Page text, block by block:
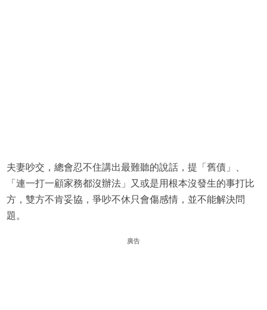
夫妻吵交，總會忍不住講出最難聽的說話，提「舊債」、
「連一打一顧家務都沒辦法」又或是用根本沒發生的事打比
方，雙方不肯妥協，爭吵不休只會傷感情，並不能解決問
題。
廣告